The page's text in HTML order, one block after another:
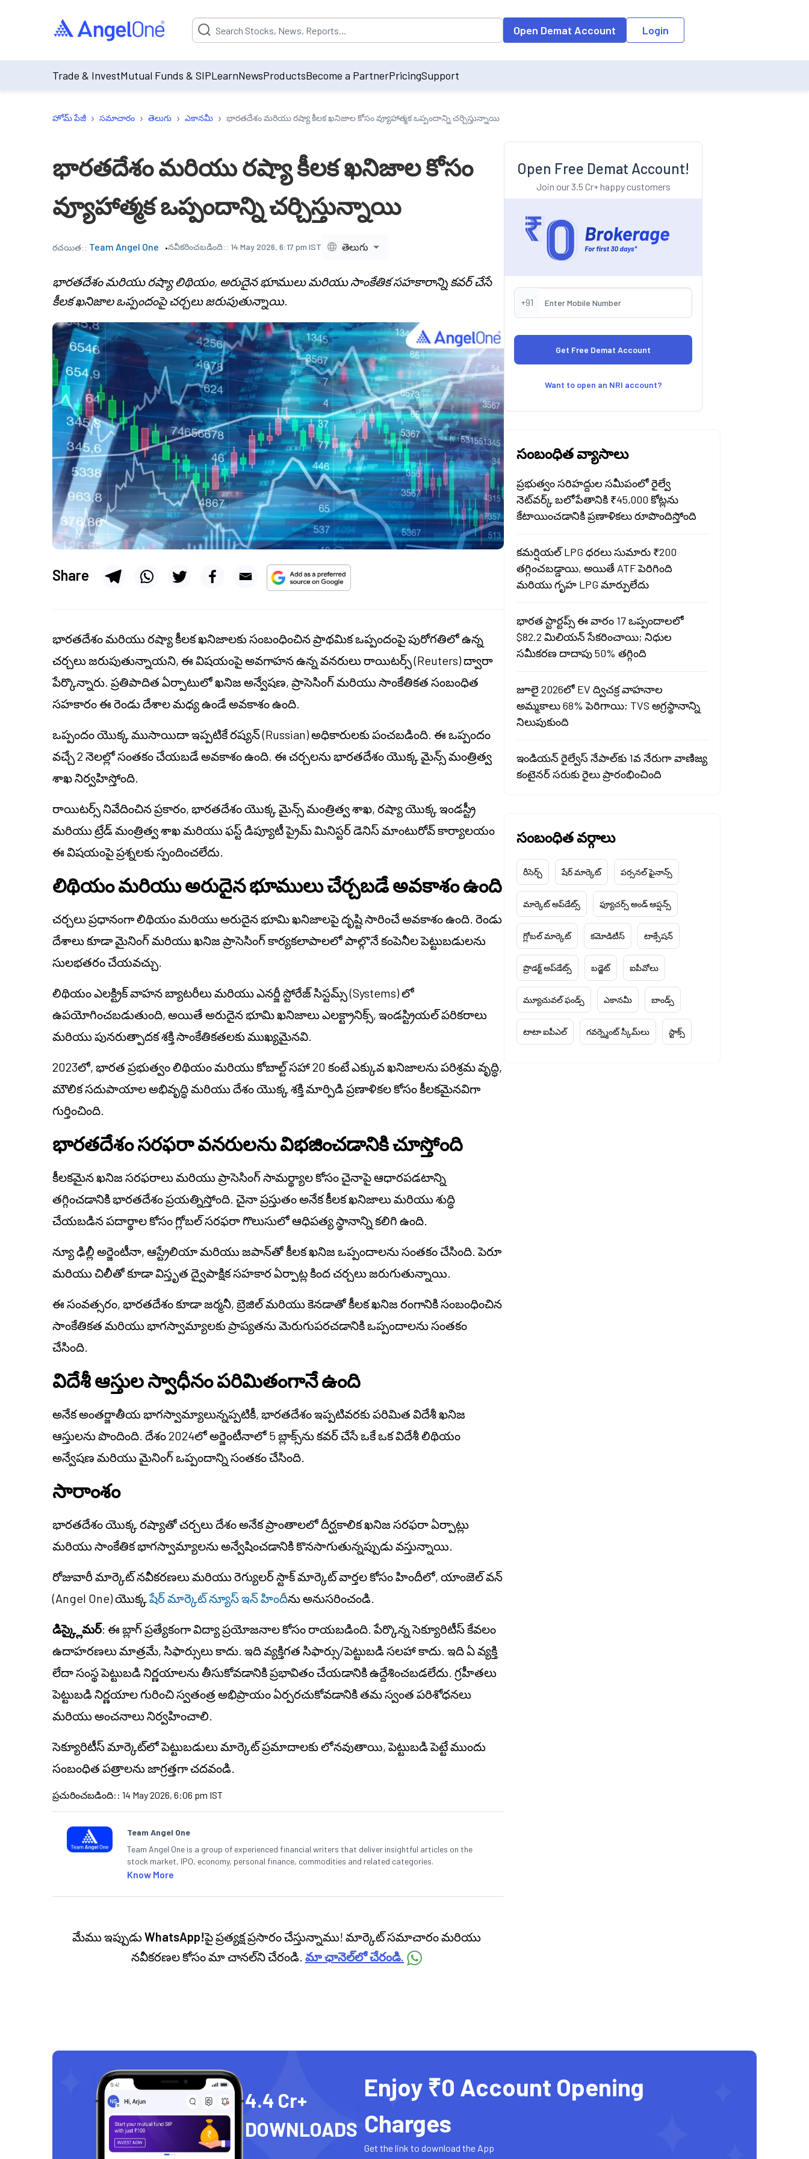
Suggestion will be populated by default on accessing the input field. On entering data into the input field, the suggestion list will be updated as per the
Open Demat Account Login
Trade & InvestMutual Funds & SIPLearnNewsProductsBecome a PartnerPricingSupport
హోమ్ పేజీ › సమాచారం › తెలుగు › ఎకానమీ › భారతదేశం మరియు రష్యా కీలక ఖనిజాల కోసం వ్యూహాత్మక ఒప్పందాన్ని చర్చిస్తున్నాయి
భారతదేశం మరియు రష్యా కీలక ఖనిజాల కోసం
వ్యూహాత్మక ఒప్పందాన్ని చర్చిస్తున్నాయి
రచయిత:: Team Angel One నవీకరించబడింది:: 14 May 2026, 6:17 pm IST తెలుగు
భారతదేశం మరియు రష్యా లిథియం, అరుదైన భూములు మరియు సాంకేతిక సహకారాన్ని కవర్ చేసే
కీలక ఖనిజాల ఒప్పందంపై చర్చలు జరుపుతున్నాయి.
Share
భారతదేశం మరియు రష్యా కీలక ఖనిజాలకు సంబంధించిన ప్రాథమిక ఒప్పందంపై పురోగతిలో ఉన్న
చర్చలు జరుపుతున్నాయని, ఈ విషయంపై అవగాహన ఉన్న వనరులు రాయిటర్స్ (Reuters) ద్వారా
పేర్కొన్నారు. ప్రతిపాదిత ఏర్పాటులో ఖనిజ అన్వేషణ, ప్రాసెసింగ్ మరియు సాంకేతికత సంబంధిత
సహకారం ఈ రెండు దేశాల మధ్య ఉండే అవకాశం ఉంది.
ఒప్పందం యొక్క ముసాయిదా ఇప్పటికే రష్యన్ (Russian) అధికారులకు పంచబడింది. ఈ ఒప్పందం
వచ్చే 2 నెలల్లో సంతకం చేయబడే అవకాశం ఉంది. ఈ చర్చలను భారతదేశం యొక్క మైన్స్ మంత్రిత్వ
శాఖ నిర్వహిస్తోంది.
రాయిటర్స్ నివేదించిన ప్రకారం, భారతదేశం యొక్క మైన్స్ మంత్రిత్వ శాఖ, రష్యా యొక్క ఇండస్ట్రీ
మరియు ట్రేడ్ మంత్రిత్వ శాఖ మరియు ఫస్ట్ డిప్యూటీ ప్రైమ్ మినిస్టర్ డెనిస్ మాంటురోవ్ కార్యాలయం
ఈ విషయంపై ప్రశ్నలకు స్పందించలేదు.
లిథియం మరియు అరుదైన భూములు చేర్చబడే అవకాశం ఉంది
చర్చలు ప్రధానంగా లిథియం మరియు అరుదైన భూమి ఖనిజాలపై దృష్టి సారించే అవకాశం ఉంది. రెండు
దేశాలు కూడా మైనింగ్ మరియు ఖనిజ ప్రాసెసింగ్ కార్యకలాపాలలో పాల్గొనే కంపెనీల పెట్టుబడులను
సులభతరం చేయవచ్చు.
లిథియం ఎలక్ట్రిక్ వాహన బ్యాటరీలు మరియు ఎనర్జీ స్టోరేజ్ సిస్టమ్స్ (Systems) లో
ఉపయోగించబడుతుంది, అయితే అరుదైన భూమి ఖనిజాలు ఎలక్ట్రానిక్స్, ఇండస్ట్రియల్ పరికరాలు
మరియు పునరుత్పాదక శక్తి సాంకేతికతలకు ముఖ్యమైనవి.
2023లో, భారత ప్రభుత్వం లిథియం మరియు కోబాల్ట్ సహా 20 కంటే ఎక్కువ ఖనిజాలను పరిశ్రమ వృద్ధి,
మౌలిక సదుపాయాల అభివృద్ధి మరియు దేశం యొక్క శక్తి మార్పిడి ప్రణాళికల కోసం కీలకమైనవిగా
గుర్తించింది.
భారతదేశం సరఫరా వనరులను విభజించడానికి చూస్తోంది
కీలకమైన ఖనిజ సరఫరాలు మరియు ప్రాసెసింగ్ సామర్థ్యాల కోసం చైనాపై ఆధారపడటాన్ని
తగ్గించడానికి భారతదేశం ప్రయత్నిస్తోంది. చైనా ప్రస్తుతం అనేక కీలక ఖనిజాలు మరియు శుద్ధి
చేయబడిన పదార్థాల కోసం గ్లోబల్ సరఫరా గొలుసులో ఆధిపత్య స్థానాన్ని కలిగి ఉంది.
న్యూ ఢిల్లీ అర్జెంటీనా, ఆస్ట్రేలియా మరియు జపాన్‌తో కీలక ఖనిజ ఒప్పందాలను సంతకం చేసింది. పెరూ
మరియు చిలీతో కూడా విస్తృత ద్వైపాక్షిక సహకార ఏర్పాట్ల కింద చర్చలు జరుగుతున్నాయి.
ఈ సంవత్సరం, భారతదేశం కూడా జర్మనీ, బ్రెజిల్ మరియు కెనడాతో కీలక ఖనిజ రంగానికి సంబంధించిన
సాంకేతికత మరియు భాగస్వామ్యాలకు ప్రాప్యతను మెరుగుపరచడానికి ఒప్పందాలను సంతకం
చేసింది.
విదేశీ ఆస్తుల స్వాధీనం పరిమితంగానే ఉంది
అనేక అంతర్జాతీయ భాగస్వామ్యాలున్నప్పటికీ, భారతదేశం ఇప్పటివరకు పరిమిత విదేశీ ఖనిజ
ఆస్తులను పొందింది. దేశం 2024లో అర్జెంటీనాలో 5 బ్లాక్స్‌ను కవర్ చేసే ఒకే ఒక విదేశీ లిథియం
అన్వేషణ మరియు మైనింగ్ ఒప్పందాన్ని సంతకం చేసింది.
సారాంశం
భారతదేశం యొక్క రష్యాతో చర్చలు దేశం అనేక ప్రాంతాలలో దీర్ఘకాలిక ఖనిజ సరఫరా ఏర్పాట్లు
మరియు సాంకేతిక భాగస్వామ్యాలను అన్వేషించడానికి కొనసాగుతున్నప్పుడు వస్తున్నాయి.
రోజువారీ మార్కెట్ నవీకరణలు మరియు రెగ్యులర్ స్టాక్ మార్కెట్ వార్తల కోసం హిందీలో, యాంజెల్ వన్
(Angel One) యొక్కషేర్ మార్కెట్ న్యూస్ ఇన్ హిందీను అనుసరించండి.
డిస్క్లైమర్: ఈ బ్లాగ్ ప్రత్యేకంగా విద్యా ప్రయోజనాల కోసం రాయబడింది. పేర్కొన్న సెక్యూరిటీస్ కేవలం
ఉదాహరణలు మాత్రమే, సిఫార్సులు కాదు. ఇది వ్యక్తిగత సిఫార్సు/పెట్టుబడి సలహా కాదు. ఇది ఏ వ్యక్తి
లేదా సంస్థ పెట్టుబడి నిర్ణయాలను తీసుకోవడానికి ప్రభావితం చేయడానికి ఉద్దేశించబడలేదు. గ్రహీతలు
పెట్టుబడి నిర్ణయాల గురించి స్వతంత్ర అభిప్రాయం ఏర్పరచుకోవడానికి తమ స్వంత పరిశోధనలు
మరియు అంచనాలు నిర్వహించాలి.
సెక్యూరిటీస్ మార్కెట్‌లో పెట్టుబడులు మార్కెట్ ప్రమాదాలకు లోనవుతాయి, పెట్టుబడి పెట్టే ముందు
సంబంధిత పత్రాలను జాగ్రత్తగా చదవండి.
ప్రచురించబడింది: : 14 May 2026, 6:06 pm IST
Team Angel One
Team Angel One is a group of experienced financial writers that deliver insightful articles on the
stock market, IPO, economy, personal finance, commodities and related categories.
Know More
మేము ఇప్పుడుWhatsApp!పై ప్రత్యక్ష ప్రసారం చేస్తున్నాము! మార్కెట్ సమాచారం మరియు
నవీకరణల కోసం మా చానల్‌ని చేరండి. మా ఛానెల్‌లో చేరండి.
Open Free Demat Account!
Join our 3.5 Cr+ happy customers
+91
Want to open an NRI account?
సంబంధిత వ్యాసాలు
ప్రభుత్వం సరిహద్దుల సమీపంలో రైల్వే
నెట్‌వర్క్ బలోపేతానికి ₹45,000 కోట్లను
కేటాయించడానికి ప్రణాళికలు రూపొందిస్తోంది
కమర్షియల్ LPG ధరలు సుమారు ₹200
తగ్గించబడ్డాయి, అయితే ATF పెరిగింది
మరియు గృహ LPG మార్పులేదు
భారత స్టార్టప్స్ ఈ వారం 17 ఒప్పందాలలో
$82.2 మిలియన్ సేకరించాయి; నిధుల
సమీకరణ దాదాపు 50% తగ్గింది
జూలై 2026లో EV ద్విచక్ర వాహనాల
అమ్మకాలు 68% పెరిగాయి; TVS అగ్రస్థానాన్ని
నిలుపుకుంది
ఇండియన్ రైల్వేస్ నేపాల్‌కు 1వ నేరుగా వాణిజ్య
కంటైనర్ సరుకు రైలు ప్రారంభించింది
సంబంధిత వర్గాలు
రీసెర్చ్ షేర్ మార్కెట్ పర్సనల్ ఫైనాన్స్
మార్కెట్ అప్‌డేట్స్ ఫ్యూచర్స్ అండ్ ఆప్షన్స్
గ్లోబల్ మార్కెట్ కమోడిటీస్ టాక్సేషన్
ప్రొడక్ట్ అప్‌డేట్స్ బడ్జెట్ ఐపీవోలు
మ్యూచువల్ ఫండ్స్ ఎకానమీ బాండ్స్
టాటా ఐపీఎల్ గవర్న్మెంట్ స్కీమ్‌లు స్టాక్స్
4.4 Cr+
DOWNLOADS
Enjoy ₹0 Account Opening
Charges
Get the link to download the App